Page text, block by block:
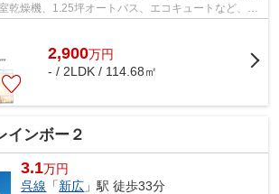
乾燥機、1.25坪オートバス、エコキュートなど、家
備が整っていま...
2,900万円
- / 2LDK / 114.68㎡
インボー２
3.1万円
呉線 「新広 」駅 徒歩33分